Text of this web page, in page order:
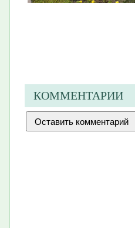
КОММЕНТАРИИ